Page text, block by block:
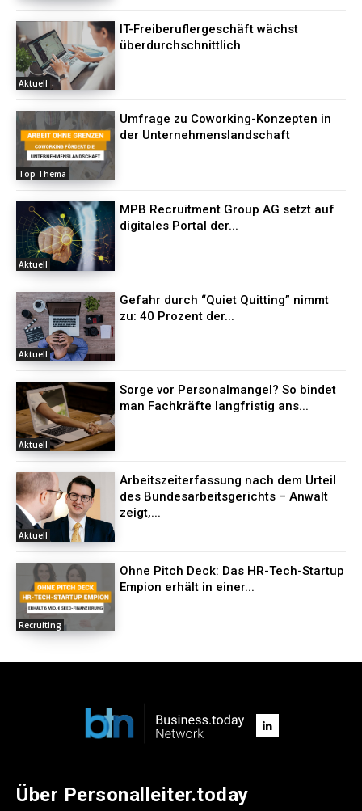
Aktuell
IT-Freiberuflergeschäft wächst
überdurchschnittlich
Top Thema
Umfrage zu Coworking-Konzepten in
der Unternehmenslandschaft
Aktuell
MPB Recruitment Group AG setzt auf
digitales Portal der...
Aktuell
Gefahr durch “Quiet Quitting” nimmt
zu: 40 Prozent der...
Aktuell
Sorge vor Personalmangel? So bindet
man Fachkräfte langfristig ans...
Aktuell
Arbeitszeiterfassung nach dem Urteil
des Bundesarbeitsgerichts – Anwalt
zeigt,...
Recruiting
Ohne Pitch Deck: Das HR-Tech-Startup
Empion erhält in einer...
Über Personalleiter.today